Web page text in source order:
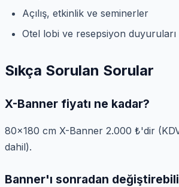
Açılış, etkinlik ve seminerler
Otel lobi ve resepsiyon duyuruları
Sıkça Sorulan Sorular
X-Banner fiyatı ne kadar?
80×180 cm X-Banner 2.000 ₺'dir
dahil).
Banner'ı sonradan